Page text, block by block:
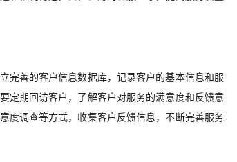
完善的客户信息数据库，记录客户的基本信息和服
定期回访客户，了解客户对服务的满意度和反馈意
度调查等方式，收集客户反馈信息，不断完善服务